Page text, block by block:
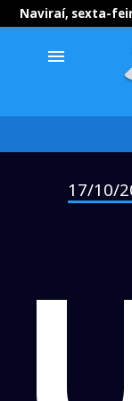
Naviraí, sexta-
menu
17/10/